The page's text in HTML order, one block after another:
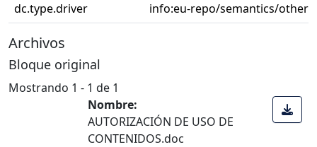
dc.type.driver
info:eu-repo/semantics/other
Archivos
Bloque original
Mostrando 1 - 1 de 1
Nombre:
AUTORIZACIÓN DE USO DE
CONTENIDOS.doc